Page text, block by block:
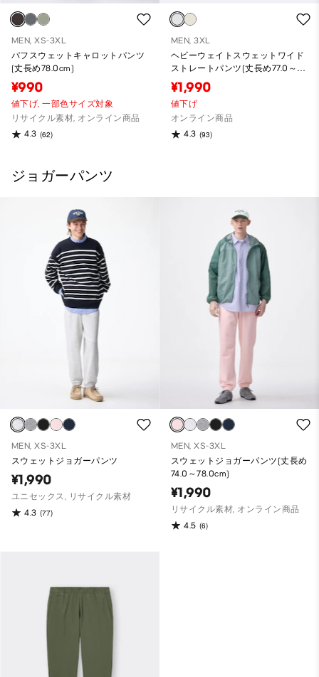
MEN, XS-3XL
パフスウェットキャロットパンツ
(丈長め78.0cm)
¥990
値下げ,一部色サイズ対象
リサイクル素材, オンライン商品
4.3 (62)
MEN, 3XL
ヘビーウェイトスウェットワイド
ストレートパンツ(丈長め77.0～
81.0cm)
¥1,990
値下げ
オンライン商品
4.3 (93)
ジョガーパンツ
MEN, XS-3XL
スウェットジョガーパンツ
¥1,990
ユニセックス, リサイクル素材
4.3 (77)
MEN, XS-3XL
スウェットジョガーパンツ(丈長め
74.0～78.0cm)
¥1,990
リサイクル素材, オンライン商品
4.5 (6)